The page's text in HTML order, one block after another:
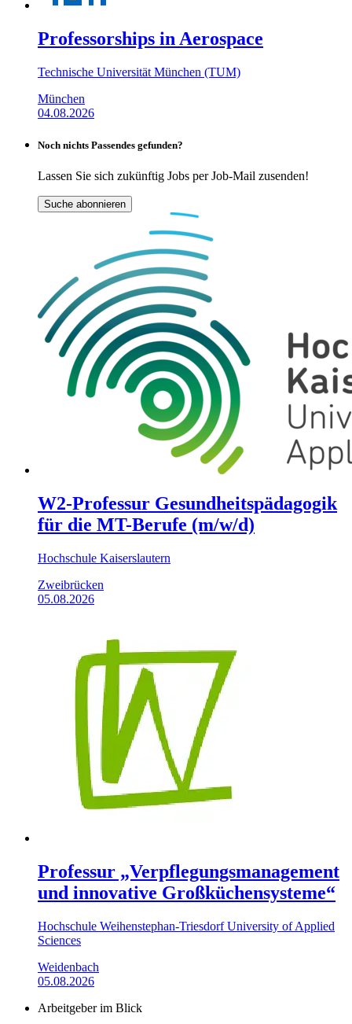
Professorships in Aerospace
Technische Universität München (TUM)
München
04.08.2026
Noch nichts Passendes gefunden?
Lassen Sie sich zukünftig Jobs per Job-Mail zusenden!
Suche abonnieren
W2-Professur Gesundheitspädagogik
für die MT-Berufe (m/w/d)
Hochschule Kaiserslautern
Zweibrücken
05.08.2026
Professur „Verpflegungsmanagement
und innovative Großküchensysteme“
Hochschule Weihenstephan-Triesdorf University of Applied
Sciences
Weidenbach
05.08.2026
Arbeitgeber im Blick